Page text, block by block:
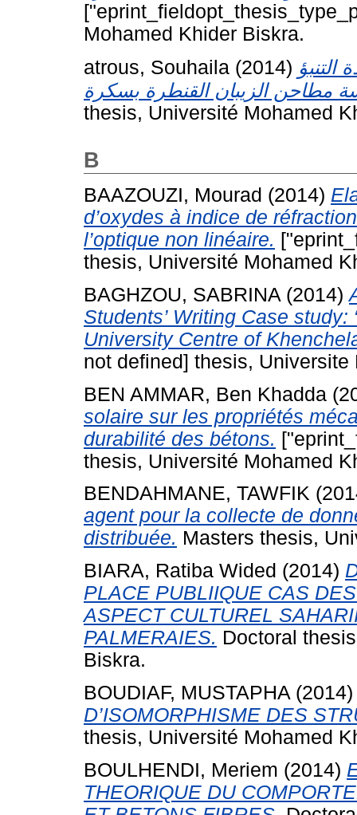
Mohamed Khider Biskra.
atrous, Souhaila (2014)
thesis, Université Mohamed
B
BAAZOUZI, Mourad (2014)
d’oxydes à indice de
l’optique non linéaire.
thesis, Université Mohamed
BAGHZOU, SABRINA (2014)
Students’ Writing Case
University Centre of
not defined] thesis, Universite
BEN AMMAR, Ben Khadda
solaire sur les propriétés
durabilité des bétons.
thesis, Université Mohamed
BENDAHMANE, TAWFIK
agent pour la collecte de
distribuée. Masters thesis,
BIARA, Ratiba Wided (2014)
PLACE PUBLIIQUE CAS
ASPECT CULTUREL
PALMERAIES. Doctoral
Biskra.
BOUDIAF, MUSTAPHA
D’ISOMORPHISME DES
thesis, Université Mohamed
BOULHENDI, Meriem (2014)
THEORIQUE DU